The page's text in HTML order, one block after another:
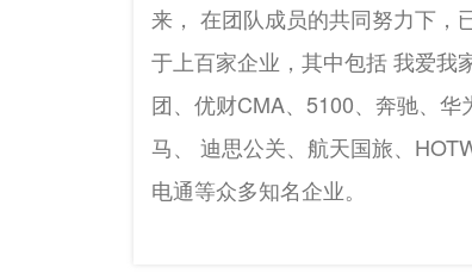
来， 在团队成员的共同努力下，
于上百家企业，其中包括 我爱我
团、优财CMA、5100、奔驰、华
马、 迪思公关、航天国旅、
电通等众多知名企业。